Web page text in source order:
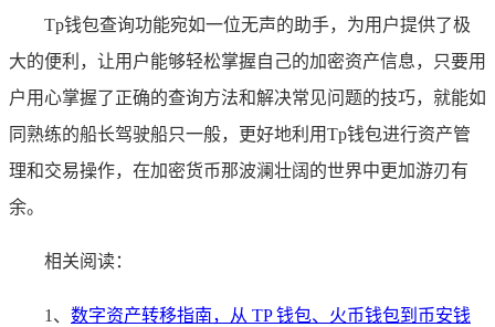
Tp钱包查询功能宛如一位无声的助手，为用户提供了极
大的便利，让用户能够轻松掌握自己的加密资产信息，只要用
户用心掌握了正确的查询方法和解决常见问题的技巧，就能如
同熟练的船长驾驶船只一般，更好地利用Tp钱包进行资产管
理和交易操作，在加密货币那波澜壮阔的世界中更加游刃有
余。
相关阅读：
1、 数字资产转移指南，从 TP 钱包、火币钱包到币安钱